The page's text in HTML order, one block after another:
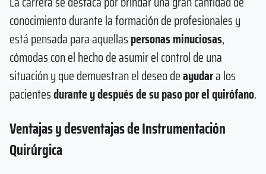
conocimiento durante la formación de profesionales y
está pensada para aquellaspersonas minuciosas,
cómodas con el hecho de asumir el control de una
situación y que demuestran el deseo deayudara los
pacientesdurante y después de su paso por el quirófano.
Ventajas y desventajas de Instrumentación
Quirúrgica